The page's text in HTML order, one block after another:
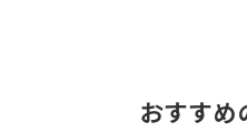
おすすめ